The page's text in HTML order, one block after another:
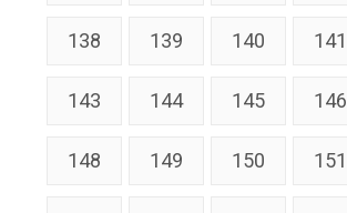
138 139 140 141
143 144 145 146
148 149 150 151